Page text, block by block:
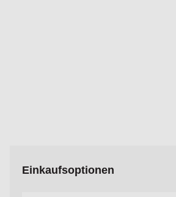
Einkaufsoptionen